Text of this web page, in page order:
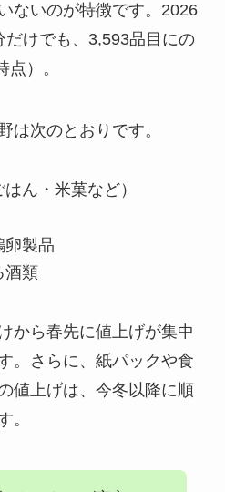
ないのが特徴です。2026
けでも、3,593品目にの
）。
は次のとおりです。
ん・米菓など）
卵製品
酒類
から春先に値上げが集中
。さらに、紙パックや食
値上げは、今冬以降に順
。